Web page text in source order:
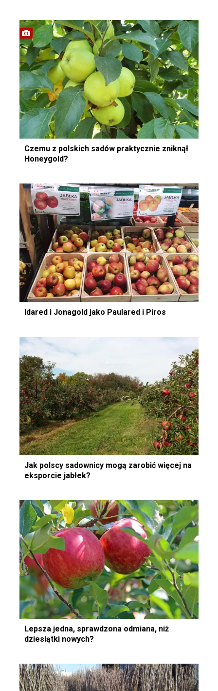
Czemu z polskich sadów praktycznie zniknął
Honeygold?
Idared i Jonagold jako Paulared i Piros
Jak polscy sadownicy mogą zarobić więcej na
eksporcie jabłek?
Lepsza jedna, sprawdzona odmiana, niż
dziesiątki nowych?